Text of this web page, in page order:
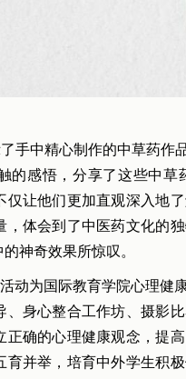
手中精心制作的中草药作
的感悟，分享了这些中
仅让他们更加直观深入地
体会到了中医药文化的
神奇效果所惊叹。
动为国际教育学院心理健
、身心整合工作坊、摄影
正确的心理健康观念，提
育并举，培育中外学生积